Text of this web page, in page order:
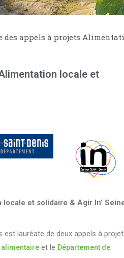
des appels à projets
locale et
et solidaire & Agir In’
est lauréate de deux appels à
alimentaire et le Département de